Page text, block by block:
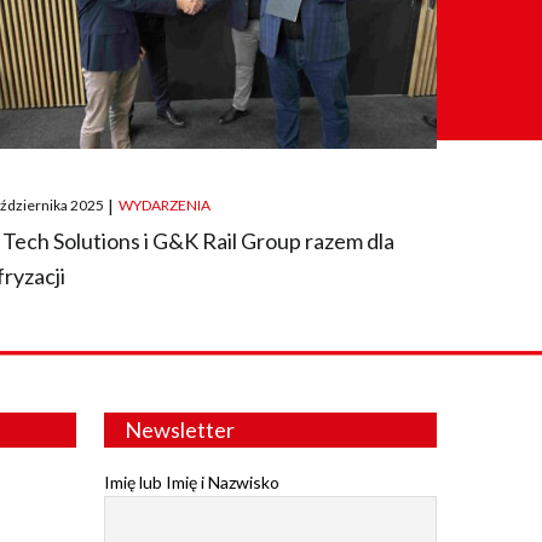
2025 | WYDARZENIA
Tech Solutions i G&K Rail Group razem dla
Newsletter
Imię lub Imię i Nazwisko